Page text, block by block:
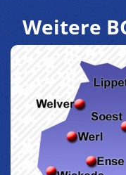
Weitere